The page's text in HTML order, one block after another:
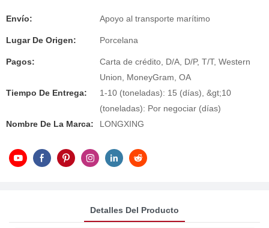
Envío: Apoyo al transporte marítimo
Lugar De Origen: Porcelana
Pagos:
Carta de crédito, D/A, D/P, T/T, Western
Union, MoneyGram, OA
Tiempo De Entrega:
1-10 (toneladas): 15 (días), &gt;10
(toneladas): Por negociar (días)
Nombre De La Marca:
LONGXING
Detalles Del Producto